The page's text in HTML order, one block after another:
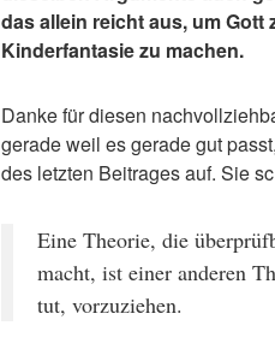
das allein reicht aus, um Gott
Kinderfantasie zu machen.
Danke für diesen
gerade weil es gerade gut
des letzten Beitrages auf. Sie
Eine Theorie, die
macht, ist einer anderen
tut, vorzuziehen.